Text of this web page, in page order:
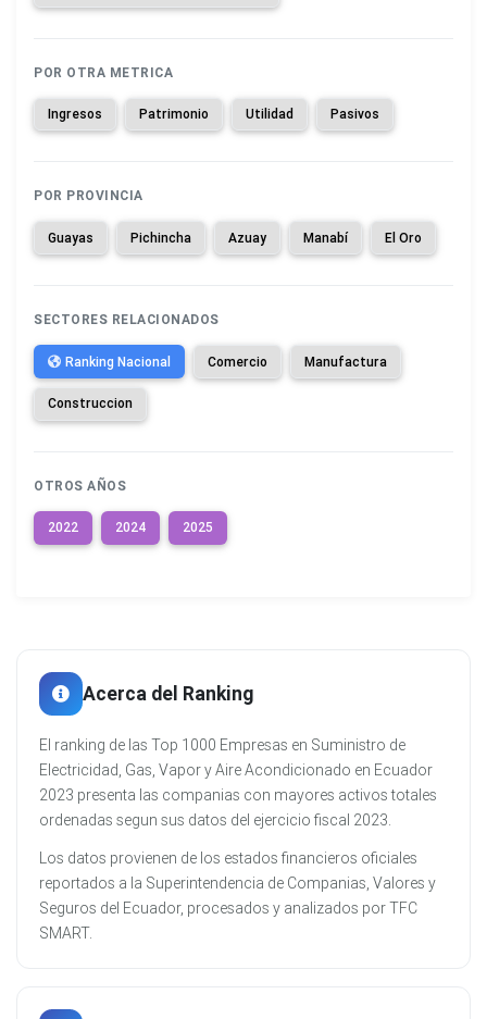
POR OTRA METRICA
Ingresos Patrimonio Utilidad Pasivos
POR PROVINCIA
Guayas Pichincha Azuay Manabí El Oro
SECTORES RELACIONADOS
Ranking Nacional Comercio Manufactura
Construccion
OTROS AÑOS
2022 2024 2025
Acerca del Ranking
El ranking de las Top 1000 Empresas en Suministro de
Electricidad, Gas, Vapor y Aire Acondicionado en Ecuador
2023 presenta las companias con mayores activos totales
ordenadas segun sus datos del ejercicio fiscal 2023.
Los datos provienen de los estados financieros oficiales
reportados a la Superintendencia de Companias, Valores y
Seguros del Ecuador, procesados y analizados por TFC
SMART.